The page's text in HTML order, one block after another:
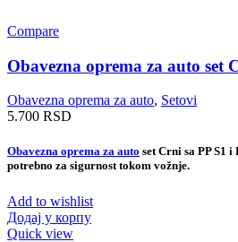
Compare
Obavezna oprema za auto set
Obavezna oprema za auto, Setovi
5.700 RSD
Obavezna oprema za auto set Crni sa PP S1
potrebno za sigurnost tokom vožnje.
Add to wishlist
Додај у корпу
Quick view